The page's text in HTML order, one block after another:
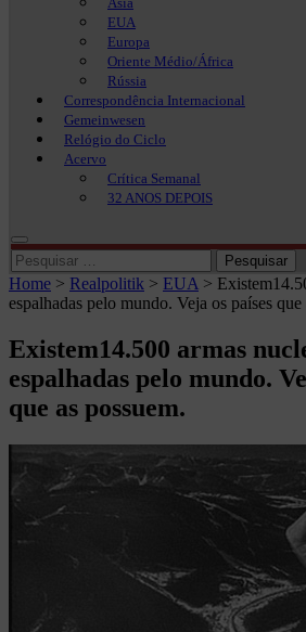
EUA
Europa
Oriente Médio/África
Rússia
Correspondência Internacional
Gemeinwesen
Relógio do Ciclo
Acervo
Crítica Semanal
32 ANOS DEPOIS
Pesquisar
por:
Home > Realpolitik > EUA >
espalhadas pelo mundo. Veja os países que
Existem14.500 armas
espalhadas pelo mundo.
que as possuem.